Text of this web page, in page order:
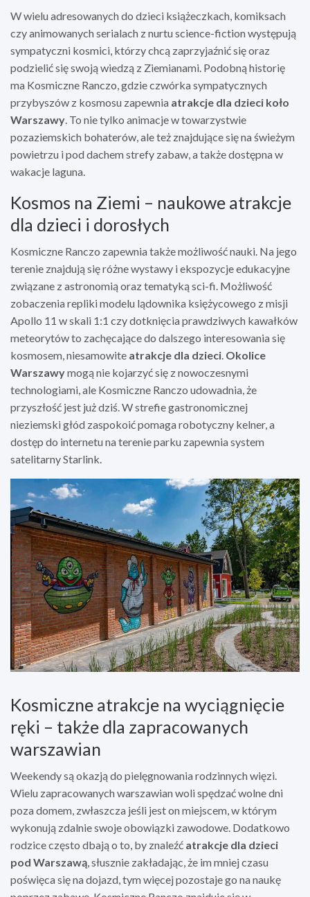
W wielu adresowanych do dzieci książeczkach, komiksach
czy animowanych serialach z nurtu science-fiction występują
sympatyczni kosmici, którzy chcą zaprzyjaźnić się oraz
podzielić się swoją wiedzą z Ziemianami. Podobną historię
ma Kosmiczne Ranczo, gdzie czwórka sympatycznych
przybyszów z kosmosu zapewnia atrakcje dla dzieci koło
Warszawy. To nie tylko animacje w towarzystwie
pozaziemskich bohaterów, ale też znajdujące się na świeżym
powietrzu i pod dachem strefy zabaw, a także dostępna w
wakacje laguna.
Kosmos na Ziemi – naukowe atrakcje
dla dzieci i dorosłych
Kosmiczne Ranczo zapewnia także możliwość nauki. Na jego
terenie znajdują się różne wystawy i ekspozycje edukacyjne
związane z astronomią oraz tematyką sci-fi. Możliwość
zobaczenia repliki modelu lądownika księżycowego z misji
Apollo 11 w skali 1:1 czy dotknięcia prawdziwych kawałków
meteorytów to zachęcające do dalszego interesowania się
kosmosem, niesamowite atrakcje dla dzieci. Okolice
Warszawymogą nie kojarzyć się z nowoczesnymi
technologiami, ale Kosmiczne Ranczo udowadnia, że
przyszłość jest już dziś. W strefie gastronomicznej
nieziemski głód zaspokoić pomaga robotyczny kelner, a
dostęp do internetu na terenie parku zapewnia system
satelitarny Starlink.
Kosmiczne atrakcje na wyciągnięcie
ręki – także dla zapracowanych
warszawian
Weekendy są okazją do pielęgnowania rodzinnych więzi.
Wielu zapracowanych warszawian woli spędzać wolne dni
poza domem, zwłaszcza jeśli jest on miejscem, w którym
wykonują zdalnie swoje obowiązki zawodowe. Dodatkowo
rodzice często dbają o to, by znaleźć atrakcje dla dzieci
pod Warszawą , słusznie zakładając, że im mniej czasu
poświęca się na dojazd, tym więcej pozostaje go na naukę